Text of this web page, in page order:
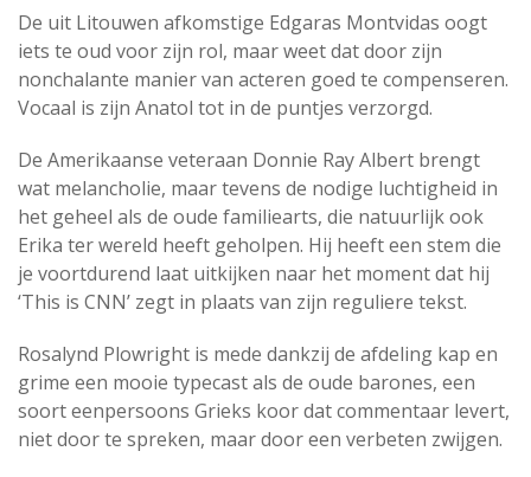
De uit Litouwen afkomstige Edgaras Montvidas oogt
iets te oud voor zijn rol, maar weet dat door zijn
nonchalante manier van acteren goed te compenseren.
Vocaal is zijn Anatol tot in de puntjes verzorgd.
De Amerikaanse veteraan Donnie Ray Albert brengt
wat melancholie, maar tevens de nodige luchtigheid in
het geheel als de oude familiearts, die natuurlijk ook
Erika ter wereld heeft geholpen. Hij heeft een stem die
je voortdurend laat uitkijken naar het moment dat hij
‘This is CNN’ zegt in plaats van zijn reguliere tekst.
Rosalynd Plowright is mede dankzij de afdeling kap en
grime een mooie typecast als de oude barones, een
soort eenpersoons Grieks koor dat commentaar levert,
niet door te spreken, maar door een verbeten zwijgen.